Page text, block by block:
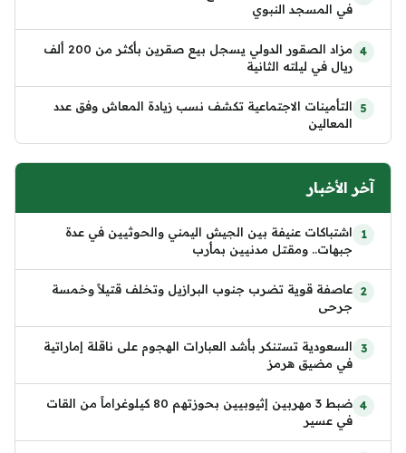
في المسجد النبوي
مزاد الصقور الدولي يسجل بيع صقرين بأكثر من 200 ألف
ريال في ليلته الثانية
التأمينات الاجتماعية تكشف نسب زيادة المعاش وفق عدد
المعالين
آخر الأخبار
اشتباكات عنيفة بين الجيش اليمني والحوثيين في عدة
جبهات.. ومقتل مدنيين بمأرب
عاصفة قوية تضرب جنوب البرازيل وتخلف قتيلاً وخمسة
جرحى
السعودية تستنكر بأشد العبارات الهجوم على ناقلة إماراتية
في مضيق هرمز
ضبط 3 مهربين إثيوبيين بحوزتهم 80 كيلوغراماً من القات
في عسير